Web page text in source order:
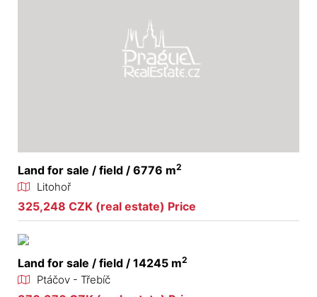
Land for sale / field / 6776 m2
Litohoř
325,248 CZK (real estate) Price
Land for sale / field / 14245 m2
Ptáčov - Třebíč